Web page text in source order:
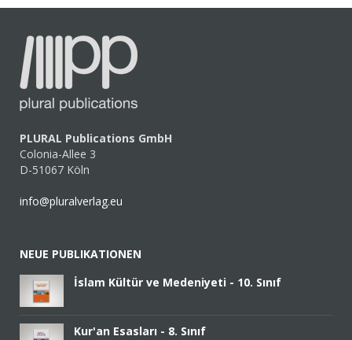
PLURAL Publications GmbH
Colonia-Allee 3
D-51067 Köln
info@pluralverlag.eu
NEUE PUBLIKATIONEN
İslam Kültür ve Medeniyeti - 10. Sınıf
Kur'an Esasları - 8. Sınıf